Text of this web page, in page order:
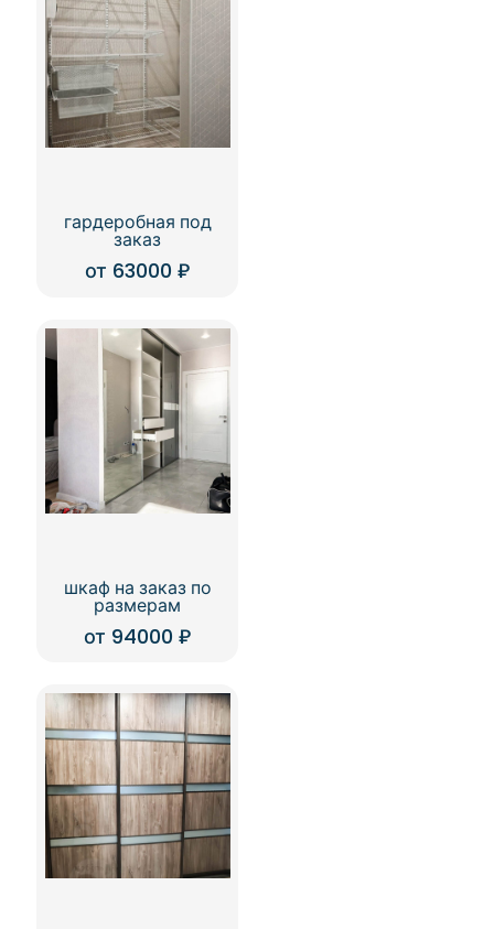
гардеробная под
заказ
от 63000₽
шкаф на заказ по
размерам
от 94000₽